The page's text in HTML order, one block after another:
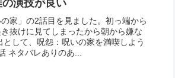
演技が良い
家」の2話目を見ました。初っ端から
抜けに見てしまったから朝から嫌な
して、呪怨：呪いの家を満喫しよう
ネタバレありのあ...